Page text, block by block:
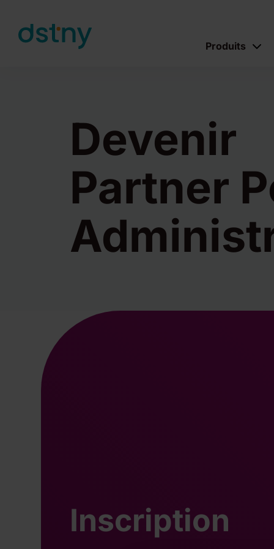
Skip to content Produits
Devenir
Partner
Inscription